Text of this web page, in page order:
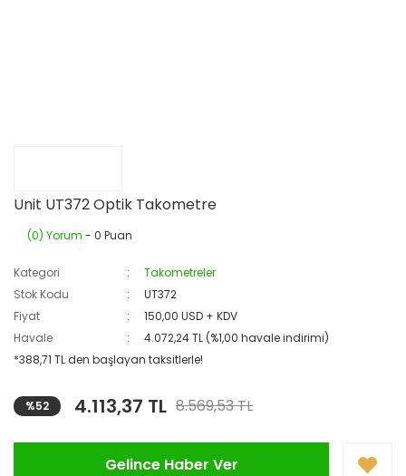
Unit UT372 Optik Takometre
(0) Yorum - 0 Puan
Kategori
Takometreler
Stok Kodu
UT372
Fiyat
150,00 USD + KDV
Havale
4.072,24 TL (%1,00 havale indirimi)
*388,71 TL den başlayan taksitlerle!
%52 4.113,37 TL 8.569,53 TL
Gelince Haber Ver